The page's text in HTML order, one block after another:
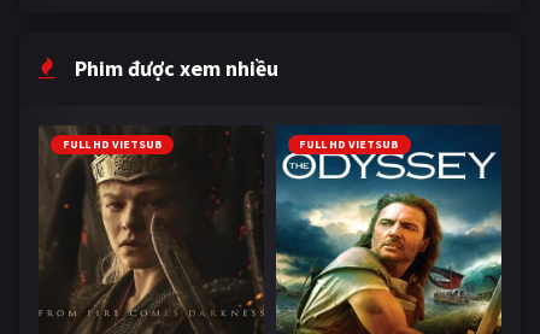
Phim được xem nhiều
FULL HD VIETSUB FULL HD VIETSUB